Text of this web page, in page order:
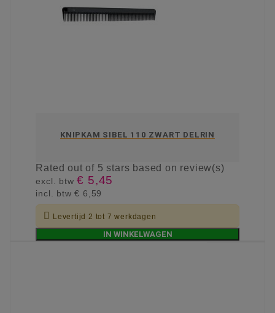
KNIPKAM SIBEL 110 ZWART DELRIN
Ratedout of 5 stars based on review(s)
excl. btw€ 5,45
incl. btw€ 6,59
 Levertijd 2 tot 7 werkdagen
IN WINKELWAGEN